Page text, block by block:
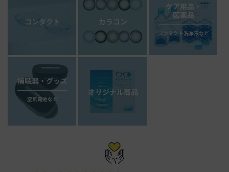
コンタクト カラコン
ケア用品・
医薬品
コンタクト洗浄液など
補聴器・グッズ
空気電池など
オリジナル商品